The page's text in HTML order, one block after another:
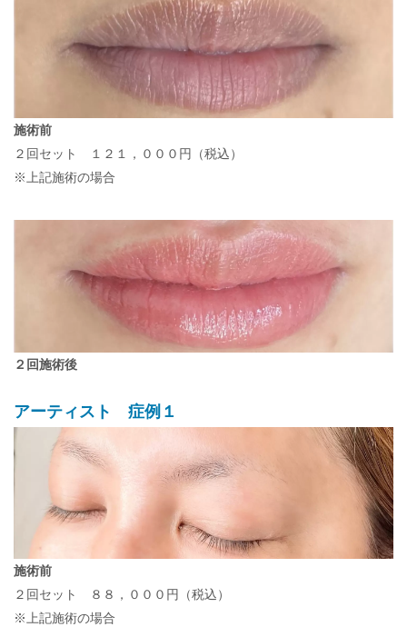
施術前
２回セット １２１，０００円（税込）
※上記施術の場合
２回施術後
アーティスト 症例１
施術前
２回セット ８８，０００円（税込）
※上記施術の場合